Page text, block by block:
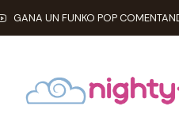
GANA UN FUNKO POP
FUNKO Pop! DC Comics
1110